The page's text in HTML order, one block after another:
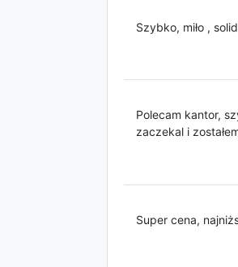
Szybko, miło ,
Polecam kantor,
zaczekal i
Super cena,